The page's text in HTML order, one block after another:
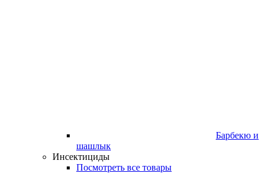
Барбекю и
шашлык
Инсектициды
Посмотреть все товары